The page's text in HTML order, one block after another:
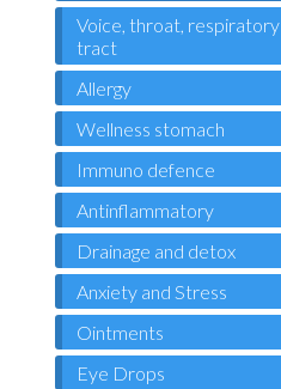
Voice, throat, respiratory
tract
Allergy
Wellness stomach
Immuno defence
Antinflammatory
Drainage and detox
Anxiety and Stress
Ointments
Eye Drops